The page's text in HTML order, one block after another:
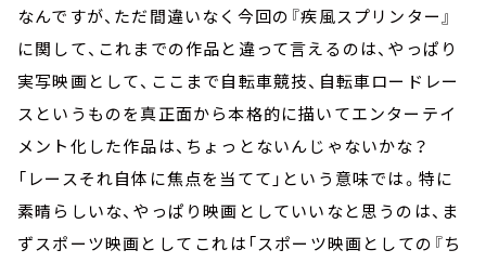
なんですが、ただ間違いなく今回の『疾風スプリンター』
に関して、これまでの作品と違って言えるのは、やっぱり
実写映画として、ここまで自転車競技、自転車ロードレー
スというものを真正面から本格的に描いてエンターテイ
メント化した作品は、ちょっとないんじゃないかな？
「レースそれ自体に焦点を当てて」という意味では。特に
素晴らしいな、やっぱり映画としていいなと思うのは、ま
ずスポーツ映画として――これは「スポーツ映画としての『ち